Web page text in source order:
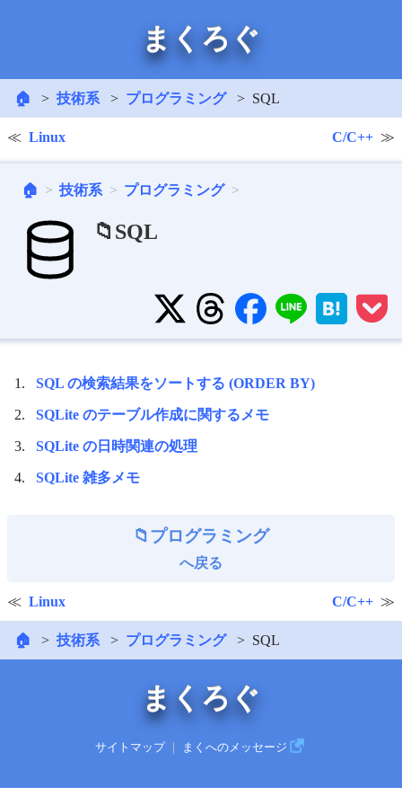
まくろぐ
🏠 技術系 プログラミング SQL
Linux C/C++
🏠 技術系 プログラミング
📁SQL
SQL の検索結果をソートする (ORDER BY)
SQLite のテーブル作成に関するメモ
SQLite の日時関連の処理
SQLite 雑多メモ
プログラミング
へ戻る
Linux C/C++
🏠 技術系 プログラミング SQL
まくろぐ
サイトマップ まくへのメッセージ